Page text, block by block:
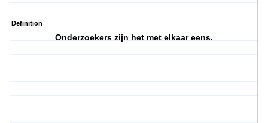
Definition
Onderzoekers zijn het met elkaar eens.